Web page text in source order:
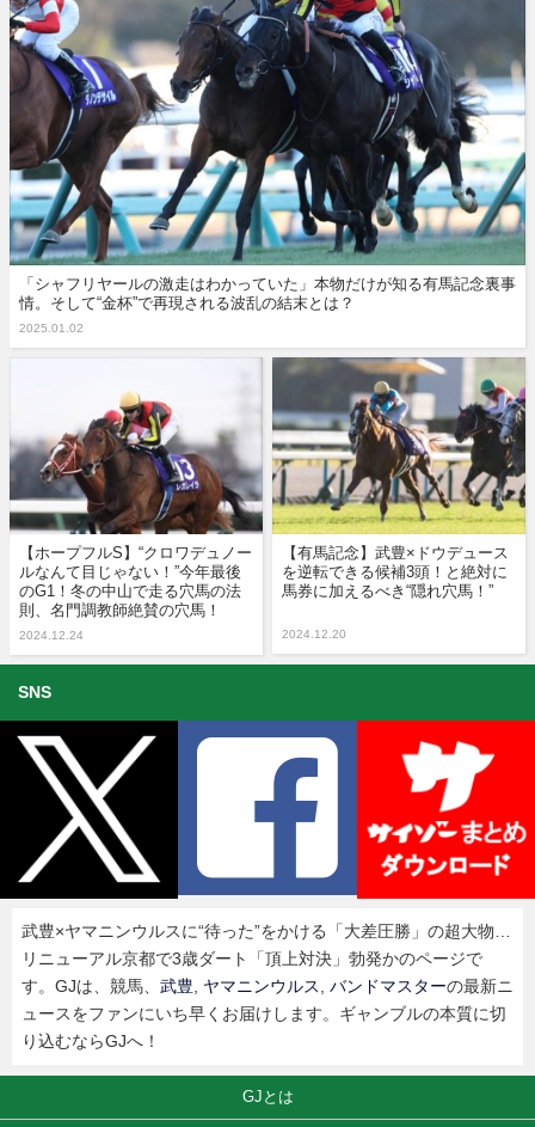
「シャフリヤールの激走はわかっていた」本物だけが知る有馬記念裏事
情。そして“金杯”で再現される波乱の結末とは？
2025.01.02
【ホープフルS】“クロワデュノー
ルなんて目じゃない！”今年最後
のG1！冬の中山で走る穴馬の法
則、名門調教師絶賛の穴馬！
2024.12.24
【有馬記念】武豊×ドウデュース
を逆転できる候補3頭！と絶対に
馬券に加えるべき“隠れ穴馬！”
2024.12.20
SNS
武豊×ヤマニンウルスに“待った”をかける「大差圧勝」の超大物…
リニューアル京都で3歳ダート「頂上対決」勃発かのページで
す。GJは、競馬、 武豊, ヤマニンウルス, バンドマスターの最新ニ
ュースをファンにいち早くお届けします。ギャンブルの本質に切
り込むならGJへ！
GJとは